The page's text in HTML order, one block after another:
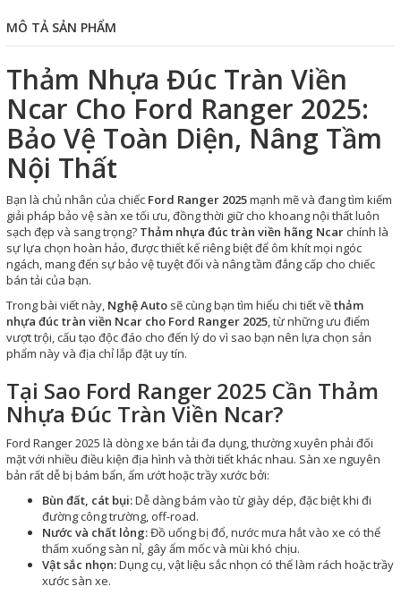
MÔ TẢ SẢN PHẨM
Thảm Nhựa Đúc Tràn Viền
Ncar Cho Ford Ranger 2025:
Bảo Vệ Toàn Diện, Nâng Tầm
Nội Thất
Bạn là chủ nhân của chiếc Ford Ranger 2025mạnh mẽ và đang tìm kiếm
giải pháp bảo vệ sàn xe tối ưu, đồng thời giữ cho khoang nội thất luôn
sạch đẹp và sang trọng? Thảm nhựa đúc tràn viền hãng Ncarchính là
sự lựa chọn hoàn hảo, được thiết kế riêng biệt để ôm khít mọi ngóc
ngách, mang đến sự bảo vệ tuyệt đối và nâng tầm đẳng cấp cho chiếc
bán tải của bạn.
Trong bài viết này, Nghệ Auto sẽ cùng bạn tìm hiểu chi tiết vềthảm
nhựa đúc tràn viền Ncar cho Ford Ranger 2025 , từ những ưu điểm
vượt trội, cấu tạo độc đáo cho đến lý do vì sao bạn nên lựa chọn sản
phẩm này và địa chỉ lắp đặt uy tín.
Tại Sao Ford Ranger 2025 Cần Thảm
Nhựa Đúc Tràn Viền Ncar?
Ford Ranger 2025 là dòng xe bán tải đa dụng, thường xuyên phải đối
mặt với nhiều điều kiện địa hình và thời tiết khác nhau. Sàn xe nguyên
bản rất dễ bị bám bẩn, ẩm ướt hoặc trầy xước bởi:
Bùn đất, cát bụi:Dễ dàng bám vào từ giày dép, đặc biệt khi đi
đường công trường, off-road.
Nước và chất lỏng:Đồ uống bị đổ, nước mưa hắt vào xe có thể
thấm xuống sàn nỉ, gây ẩm mốc và mùi khó chịu.
Vật sắc nhọn:Dụng cụ, vật liệu sắc nhọn có thể làm rách hoặc trầy
xước sàn xe.